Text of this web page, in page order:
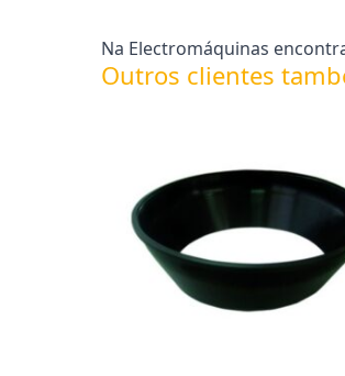
Na Electromáquinas
Outros clientes